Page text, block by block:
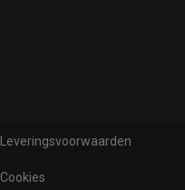
Leveringsvoorwaarden
Cookies